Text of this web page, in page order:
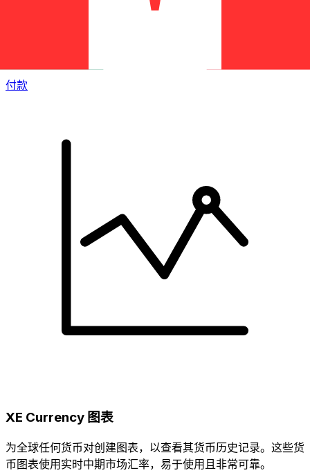
付款
XE Currency 图表
为全球任何货币对创建图表，以查看其货币历史记录。这些货
币图表使用实时中期市场汇率，易于使用且非常可靠。